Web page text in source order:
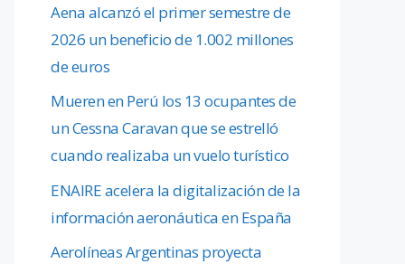
Aena alcanzó el primer semestre de
2026 un beneficio de 1.002 millones
de euros
Mueren en Perú los 13 ocupantes de
un Cessna Caravan que se estrelló
cuando realizaba un vuelo turístico
ENAIRE acelera la digitalización de la
información aeronáutica en España
Aerolíneas Argentinas proyecta